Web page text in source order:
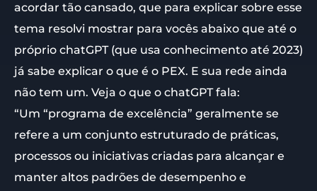
acordar tão cansado, que para explicar sobre esse
tema resolvi mostrar para vocês abaixo que até o
próprio chatGPT (que usa conhecimento até 2023)
já sabe explicar o que é o PEX. E sua rede ainda
não tem um. Veja o que o chatGPT fala:
“Um “programa de excelência” geralmente se
refere a um conjunto estruturado de práticas,
processos ou iniciativas criadas para alcançar e
manter altos padrões de desempenho e